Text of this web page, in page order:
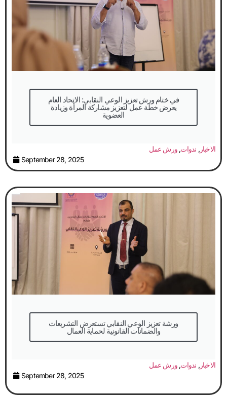
في ختام ورش تعزيز الوعي النقابي: الاتحاد العام
يعرض خطة عمل لتعزيز مشاركة المرأة وزيادة
العضوية
الاخبار, ندوات,ورش عمل
September 28, 2025
والضمانات القانونية لحماية العمال
الاخبار, ندوات,ورش عمل
September 28, 2025